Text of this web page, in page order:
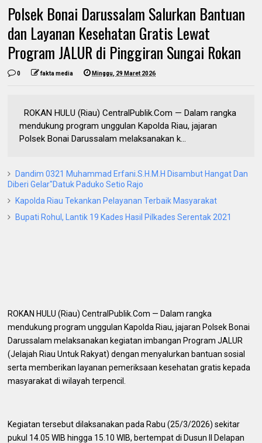
Polsek Bonai Darussalam Salurkan Bantuan
dan Layanan Kesehatan Gratis Lewat
Program JALUR di Pinggiran Sungai Rokan
0 fakta media Minggu, 29 Maret 2026
ROKAN HULU (Riau) CentralPublik.Com — Dalam rangka
mendukung program unggulan Kapolda Riau, jajaran
Polsek Bonai Darussalam melaksanakan k...
Dandim 0321 Muhammad Erfani.S.H.M.H Disambut Hangat Dan
Diberi Gelar"Datuk Paduko Setio Rajo
Kapolda Riau Tekankan Pelayanan Terbaik Masyarakat
Bupati Rohul, Lantik 19 Kades Hasil Pilkades Serentak 2021
ROKAN HULU (Riau) CentralPublik.Com — Dalam rangka
mendukung program unggulan Kapolda Riau, jajaran Polsek Bonai
Darussalam melaksanakan kegiatan imbangan Program JALUR
(Jelajah Riau Untuk Rakyat) dengan menyalurkan bantuan sosial
serta memberikan layanan pemeriksaan kesehatan gratis kepada
masyarakat di wilayah terpencil.
Kegiatan tersebut dilaksanakan pada Rabu (25/3/2026) sekitar
pukul 14.05 WIB hingga 15.10 WIB, bertempat di Dusun II Delapan